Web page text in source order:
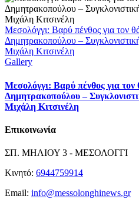
Μεσολόγγι: Βαρύ πένθος για τον
Δημητρακοπούλου –
Μιχάλη Κιτσινέλη
Gallery
Μεσολόγγι: Βαρύ πένθος για τον
Δημητρακοπούλου –
Μιχάλη Κιτσινέλη
Επικοινωνία
ΣΠ. ΜΗΛΙΟΥ 3 - ΜΕΣΟΛΟΓΓΙ
Κινητό: 6944759914
Email: info@messolonghinews.gr